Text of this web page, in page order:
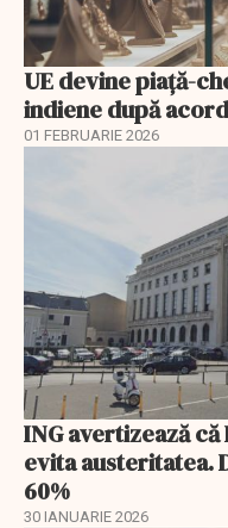
UE devine piață-
indiene după
01 FEBRUARIE 2026
ING avertizează
evita austeritatea.
60%
30 IANUARIE 2026